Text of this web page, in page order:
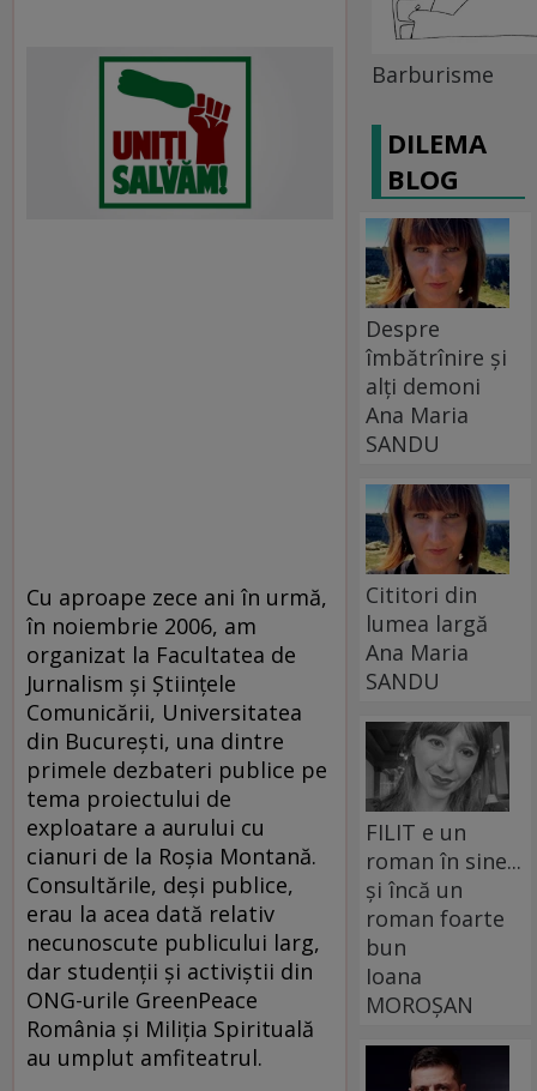
Cu aproape zece ani în urmă,
în noiembrie 2006, am
organizat la Facultatea de
Jurnalism şi Ştiinţele
Comunicării, Universitatea
din Bucureşti, una dintre
primele dezbateri publice pe
tema proiectului de
exploatare a aurului cu
cianuri de la Roşia Montană.
Consultările, deşi publice,
erau la acea dată relativ
necunoscute publicului larg,
dar studenţii şi activiştii din
ONG-urile GreenPeace
România şi Miliţia Spirituală
au umplut amfiteatrul.
Barburisme
DILEMA
BLOG
Despre
îmbătrînire și
alți demoni
Ana Maria
SANDU
Cititori din
lumea largă
Ana Maria
SANDU
FILIT e un
roman în sine...
și încă un
roman foarte
bun
Ioana
MOROȘAN